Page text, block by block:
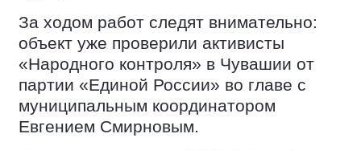
За ходом работ следят внимательно:
объект уже проверили активисты
«Народного контроля» в Чувашии от
партии «Единой России» во главе с
муниципальным координатором
Евгением Смирновым.